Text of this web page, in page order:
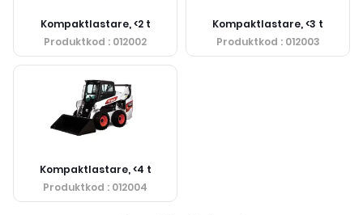
Kompaktlastare, <2 t
Produktkod : 012002
Kompaktlastare, <3 t
Produktkod : 012003
Kompaktlastare, <4 t
Produktkod : 012004